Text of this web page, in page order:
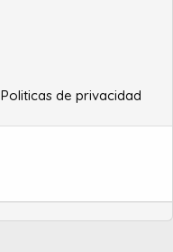
Politicas de privacidad